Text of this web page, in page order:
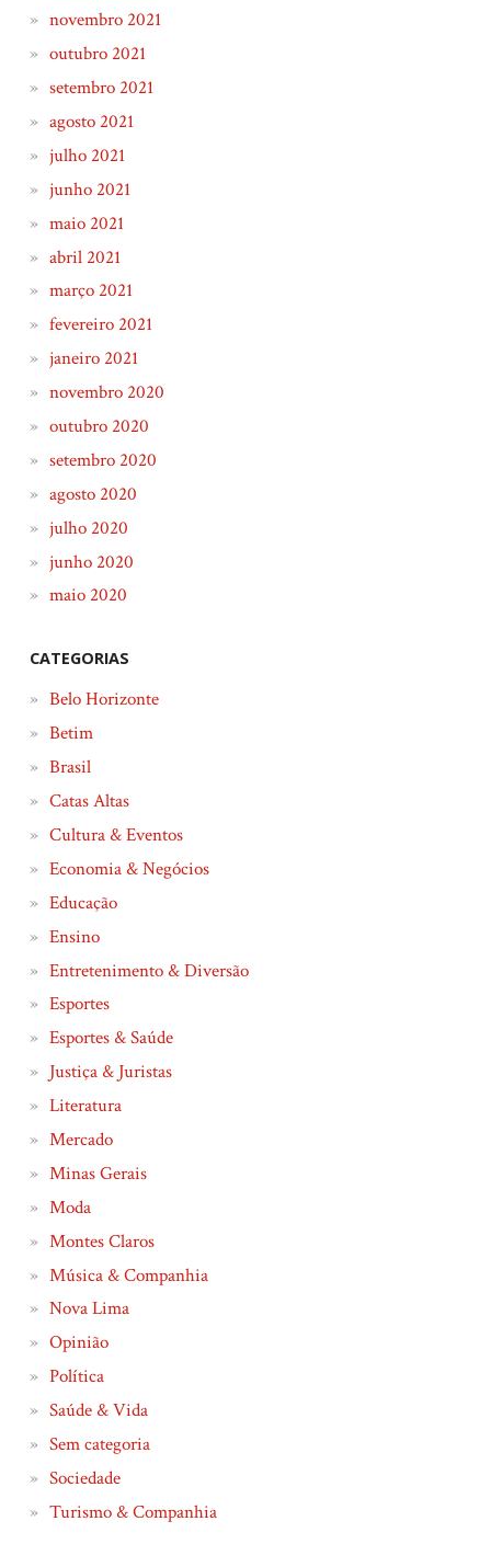
novembro 2021
outubro 2021
setembro 2021
agosto 2021
julho 2021
junho 2021
maio 2021
abril 2021
março 2021
fevereiro 2021
janeiro 2021
novembro 2020
outubro 2020
setembro 2020
agosto 2020
julho 2020
junho 2020
maio 2020
CATEGORIAS
Belo Horizonte
Betim
Brasil
Catas Altas
Cultura & Eventos
Economia & Negócios
Educação
Ensino
Entretenimento & Diversão
Esportes
Esportes & Saúde
Justiça & Juristas
Literatura
Mercado
Minas Gerais
Moda
Montes Claros
Música & Companhia
Nova Lima
Opinião
Política
Saúde & Vida
Sem categoria
Sociedade
Turismo & Companhia